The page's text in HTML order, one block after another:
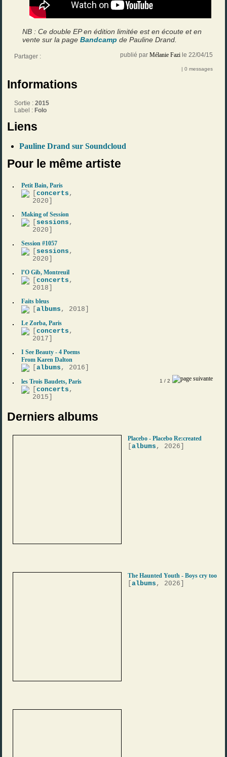
NB : Ce double EP en édition limitée est en écoute et en
vente sur la pageBandcamp de Pauline Drand.
Partager : publié par Mélanie Fazi le 22/04/15
| 0 messages
Informations
Sortie :2015
Label : Folo
Liens
Pauline Drand sur Soundcloud
Pour le même artiste
Petit Bain, Paris
[concerts ,
2020]
Making of Session
sessions ,
2020]
Session #1057
sessions ,
2020]
l’O Gib, Montreuil
[concerts ,
2018]
Faits bleus
[albums , 2018]
Le Zorba, Paris
[concerts ,
2017]
I See Beauty - 4 Poems
From Karen Dalton
[albums , 2016]
les Trois Baudets, Paris
[concerts ,
2015]
1 / 2
Derniers albums
Placebo - Placebo Re:created
[albums , 2026]
The Haunted Youth - Boys cry too
[albums , 2026]